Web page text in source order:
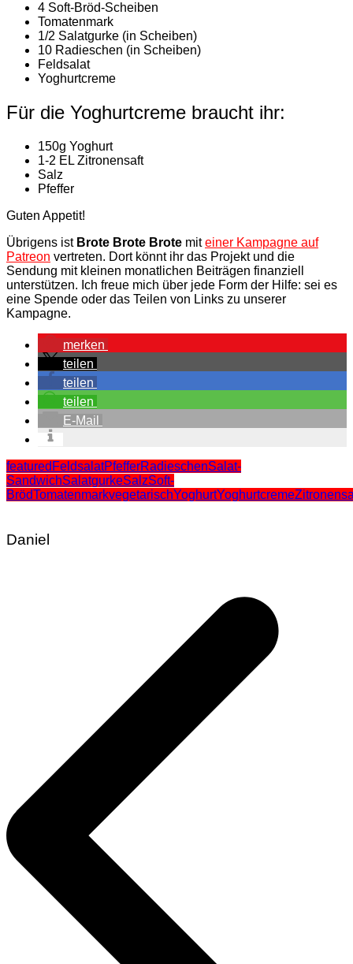
4 Soft-Bröd-Scheiben
Tomatenmark
1/2 Salatgurke (in Scheiben)
10 Radieschen (in Scheiben)
Feldsalat
Yoghurtcreme
Für die Yoghurtcreme braucht ihr:
150g Yoghurt
1-2 EL Zitronensaft
Salz
Pfeffer
Guten Appetit!
Übrigens ist Brote Brote Brote miteiner Kampagne auf
Patreon vertreten. Dort könnt ihr das Projekt und die
Sendung mit kleinen monatlichen Beiträgen finanziell
unterstützen. Ich freue mich über jede Form der Hilfe: sei es
eine Spende oder das Teilen von Links zu unserer
Kampagne.
merken
teilen
teilen
teilen
E-Mail
featured FeldsalatPfefferRadieschenSalat-
SandwichSalatgurkeSalzSoft-
BrödTomatenmarkvegetarischYoghurtYoghurtcreme
Daniel